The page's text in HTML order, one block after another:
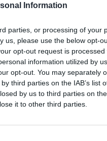
Information
parties, or processing of your
us, please use the below opt-
opt-out request is processed
information utilized by
opt-out. You may separately
third parties on the IAB’s list
by us to third parties on the
it to other third parties.
slutar svara precis när de ska